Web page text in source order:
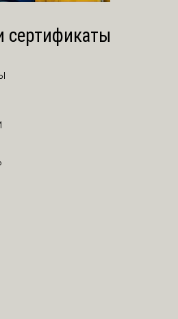
сертификаты